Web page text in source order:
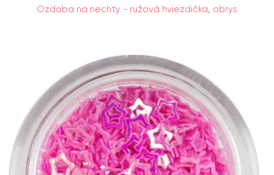
Ozdoba na nechty - ružová hviezdička, obrys